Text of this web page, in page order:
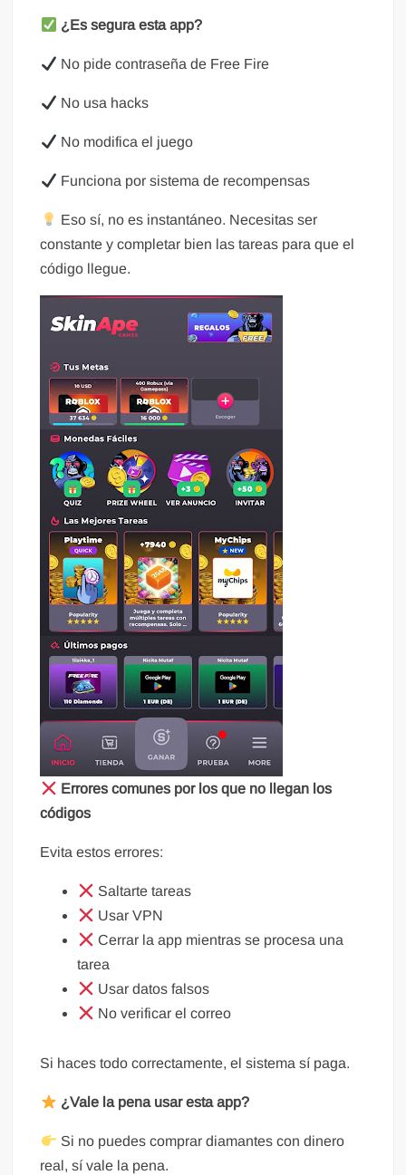
¿Es segura esta app?
No pide contraseña de Free Fire
No usa hacks
No modifica el juego
Funciona por sistema de recompensas
Eso sí, no es instantáneo. Necesitas ser
constante y completar bien las tareas para que el
código llegue.
Errores comunes por los que no llegan los
códigos
Evita estos errores:
Saltarte tareas
Usar VPN
Cerrar la app mientras se procesa una
tarea
Usar datos falsos
No verificar el correo
Si haces todo correctamente, el sistema sí paga.
¿Vale la pena usar esta app?
Si no puedes comprar diamantes con dinero
real, sí vale la pena.